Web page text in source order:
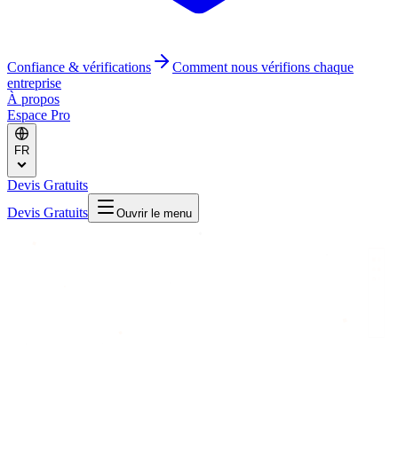
Confiance & vérifications
Comment nous vérifions chaque
entreprise
À propos
Espace Pro
FR
Devis Gratuits
Devis Gratuits
Ouvrir le menu